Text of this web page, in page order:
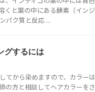
くと葉の中にある酵素（イン
パク質と反応 ...
グするには
てから染めますので、カラー
の方と相談してヘアカラーをさ